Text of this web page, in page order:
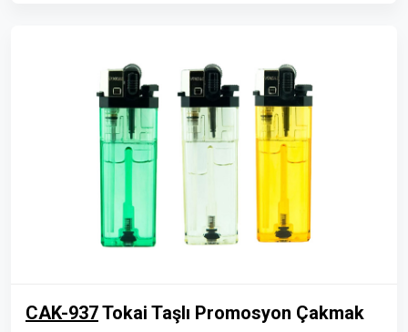
CAK-937Tokai Taşlı Promosyon Çakmak